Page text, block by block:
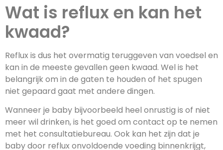
Wat is reflux en kan het
kwaad?
Reflux is dus het overmatig teruggeven van voedsel en
kan in de meeste gevallen geen kwaad. Wel is het
belangrijk om in de gaten te houden of het spugen
niet gepaard gaat met andere dingen.
Wanneer je baby bijvoorbeeld heel onrustig is of niet
meer wil drinken, is het goed om contact op te nemen
met het consultatiebureau. Ook kan het zijn dat je
baby door reflux onvoldoende voeding binnenkrijgt,